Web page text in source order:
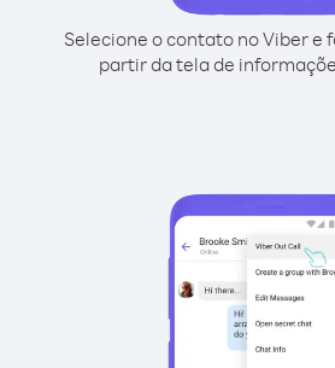
Selecione o contato no Viber e
partir da tela de